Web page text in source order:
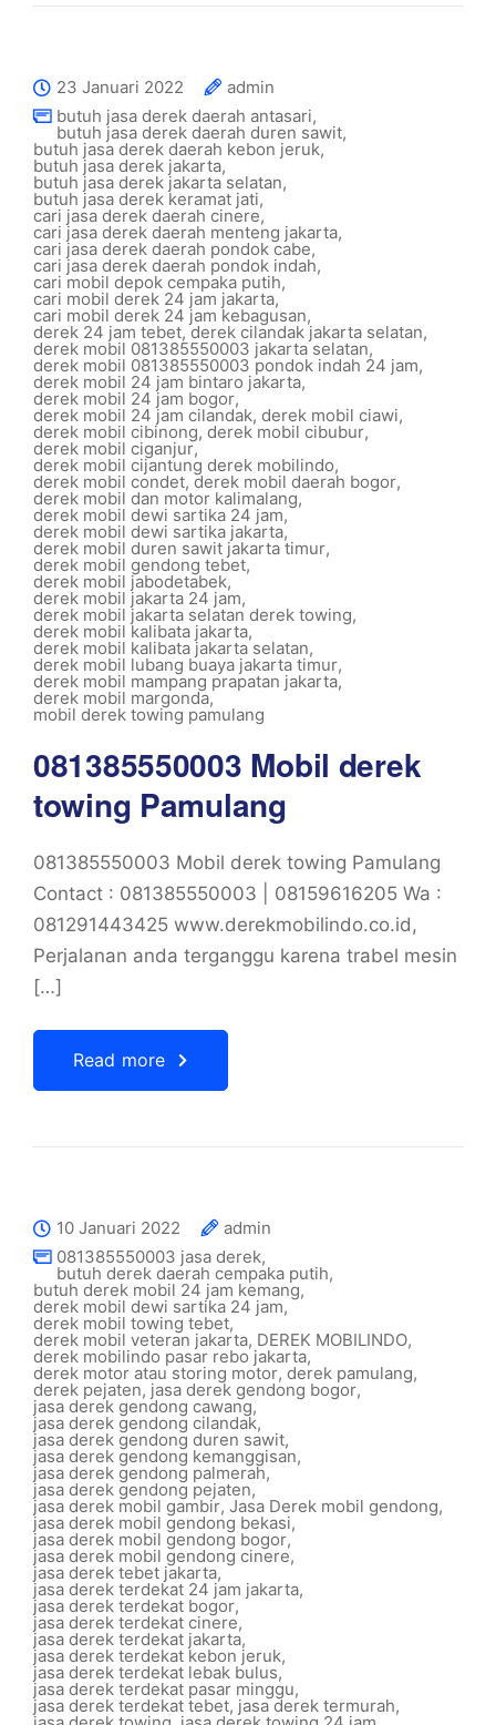
23 Januari 2022
admin
butuh jasa derek daerah antasari,
butuh jasa derek daerah duren sawit,
butuh jasa derek daerah kebon jeruk,
butuh jasa derek jakarta,
butuh jasa derek jakarta selatan,
butuh jasa derek keramat jati,
cari jasa derek daerah cinere,
cari jasa derek daerah menteng jakarta,
cari jasa derek daerah pondok cabe,
cari jasa derek daerah pondok indah,
cari mobil depok cempaka putih,
cari mobil derek 24 jam jakarta,
cari mobil derek 24 jam kebagusan,
derek 24 jam tebet,derek cilandak jakarta selatan,
derek mobil 081385550003 jakarta selatan,
derek mobil 081385550003 pondok indah 24 jam,
derek mobil 24 jam bintaro jakarta,
derek mobil 24 jam bogor,
derek mobil 24 jam cilandak, derek mobil ciawi,
derek mobil cibinong, derek mobil cibubur,
derek mobil ciganjur,
derek mobil cijantung derek mobilindo,
derek mobil condet, derek mobil daerah bogor,
derek mobil dan motor kalimalang,
derek mobil dewi sartika 24 jam,
derek mobil dewi sartika jakarta,
derek mobil duren sawit jakarta timur,
derek mobil gendong tebet,
derek mobil jabodetabek,
derek mobil jakarta 24 jam,
derek mobil jakarta selatan derek towing,
derek mobil kalibata jakarta,
derek mobil kalibata jakarta selatan,
derek mobil lubang buaya jakarta timur,
derek mobil mampang prapatan jakarta,
derek mobil margonda,
mobil derek towing pamulang
081385550003 Mobil derek
towing Pamulang
081385550003 Mobil derek towing Pamulang
Contact : 081385550003 | 08159616205 Wa :
081291443425 www.derekmobilindo.co.id,
Perjalanan anda terganggu karena trabel mesin
[…]
Read more
10 Januari 2022
admin
081385550003 jasa derek,
butuh derek daerah cempaka putih,
butuh derek mobil 24 jam kemang,
derek mobil dewi sartika 24 jam,
derek mobil towing tebet,
derek mobil veteran jakarta, DEREK MOBILINDO,
derek mobilindo pasar rebo jakarta,
derek motor atau storing motor, derek pamulang,
derek pejaten, jasa derek gendong bogor,
jasa derek gendong cawang,
jasa derek gendong cilandak,
jasa derek gendong duren sawit,
jasa derek gendong kemanggisan,
jasa derek gendong palmerah,
jasa derek gendong pejaten,
jasa derek mobil gambir, Jasa Derek mobil gendong,
jasa derek mobil gendong bekasi,
jasa derek mobil gendong bogor,
jasa derek mobil gendong cinere,
jasa derek tebet jakarta,
jasa derek terdekat 24 jam jakarta,
jasa derek terdekat bogor,
jasa derek terdekat cinere,
jasa derek terdekat jakarta,
jasa derek terdekat kebon jeruk,
jasa derek terdekat lebak bulus,
jasa derek terdekat pasar minggu,
jasa derek terdekat tebet, jasa derek termurah,